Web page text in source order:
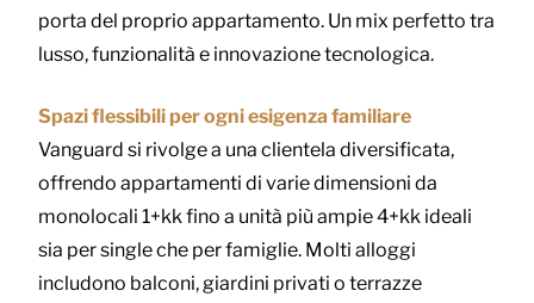
porta del proprio appartamento. Un mix perfetto tra
lusso, funzionalità e innovazione tecnologica.
Spazi flessibili per ogni esigenza familiare
Vanguard si rivolge a una clientela diversificata,
offrendo appartamenti di varie dimensioni da
monolocali 1+kk fino a unità più ampie 4+kk ideali
sia per single che per famiglie. Molti alloggi
includono balconi, giardini privati o terrazze